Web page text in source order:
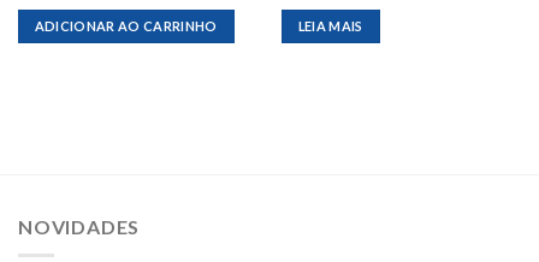
ADICIONAR AO CARRINHO LEIA MAIS
NOVIDADES